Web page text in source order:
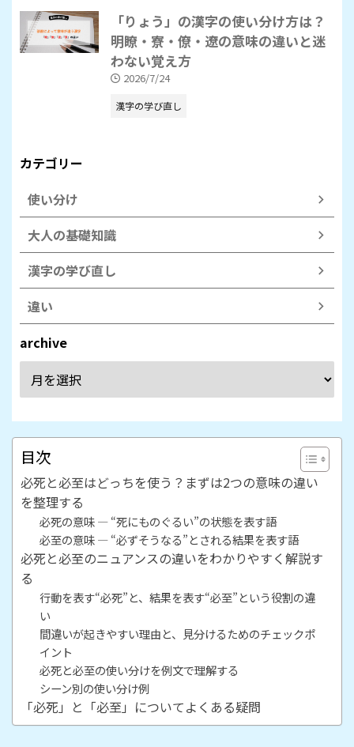
「りょう」の漢字の使い分け方は？
明瞭・寮・僚・遼の意味の違いと迷
わない覚え方
2026/7/24
漢字の学び直し
カテゴリー
使い分け
大人の基礎知識
漢字の学び直し
違い
archive
目次
必死と必至はどっちを使う？まずは2つの意味の違い
を整理する
必死の意味 ― “死にものぐるい”の状態を表す語
必至の意味 ― “必ずそうなる”とされる結果を表す語
必死と必至のニュアンスの違いをわかりやすく解説す
る
行動を表す“必死”と、結果を表す“必至”という役割の違
い
間違いが起きやすい理由と、見分けるためのチェックポ
イント
必死と必至の使い分けを例文で理解する
シーン別の使い分け例
「必死」と「必至」についてよくある疑問